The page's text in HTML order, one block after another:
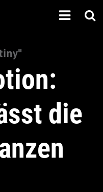
die